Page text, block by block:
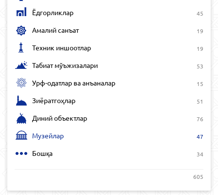
Ёдгорликлар 45
Амалий санъат 19
Техник иншоотлар 19
Табиат мўъжизалари 53
Урф-одатлар ва анъаналар 15
Зиёратгоҳлар 51
Диний объектлар 76
Музейлар 47
Бошқа 34
605